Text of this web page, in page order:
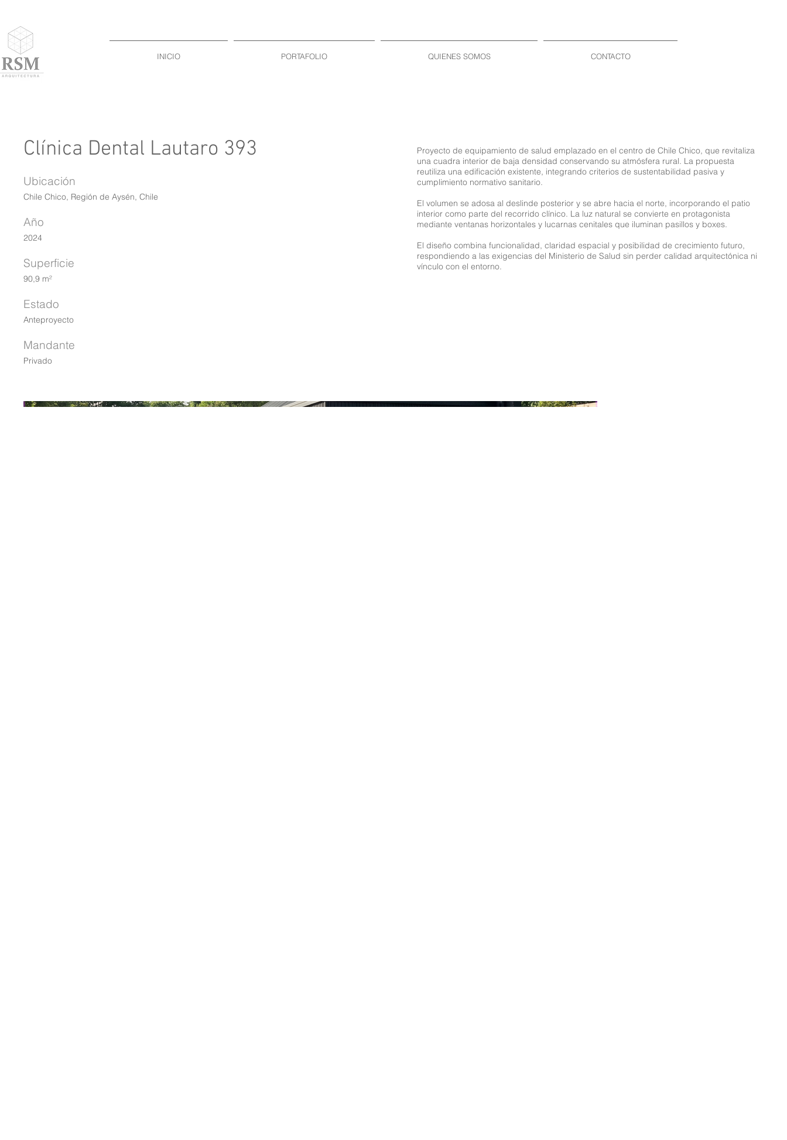
INICIO PORTAFOLIO QUIENES SOMOS CONTACTO
Clínica Dental Lautaro 393
Ubicación
Chile Chico, Región de Aysén, Chile
Año
2024
Superficie
90,9 m²
Estado
Anteproyecto
Mandante
Privado
Proyecto de equipamiento de salud emplazado en el centro de Chile Chico, que revitaliza
una cuadra interior de baja densidad conservando su atmósfera rural. La propuesta
reutiliza una edificación existente, integrando criterios de sustentabilidad pasiva y
cumplimiento normativo sanitario.
El volumen se adosa al deslinde posterior y se abre hacia el norte, incorporando el patio
interior como parte del recorrido clínico. La luz natural se convierte en protagonista
mediante ventanas horizontales y lucarnas cenitales que iluminan pasillos y boxes.
El diseño combina funcionalidad, claridad espacial y posibilidad de crecimiento futuro,
respondiendo a las exigencias del Ministerio de Salud sin perder calidad arquitectónica ni
vínculo con el entorno.